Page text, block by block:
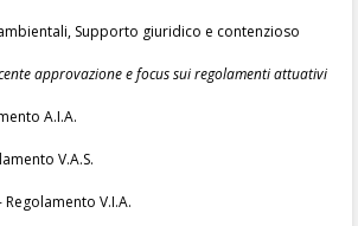
Supporto giuridico e contenzioso
approvazione e focus sui regolamenti attuativi
A.I.A.
V.A.S.
Regolamento V.I.A.